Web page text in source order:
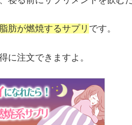
肪が燃焼するサプリ です。
に注文できますよ。